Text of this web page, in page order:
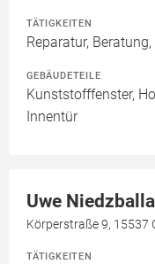
TÄTIGKEITEN
Reparatur,
GEBÄUDETEILE
Kunststofffenster,
Innentür
Uwe Niedzballa
Körperstraße 9, 15537
TÄTIGKEITEN